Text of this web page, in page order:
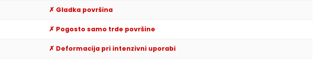
✗ Gladka površina
✗ Pogosto samo trde površine
✗ Deformacija pri intenzivni uporabi